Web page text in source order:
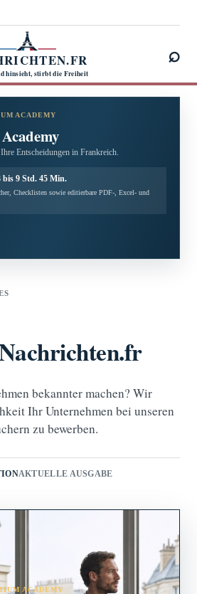
hinsieht, stirbt die Freiheit
⌕
ACADEMY
Entscheidungen in Frankreich.
bis 9 Std. 45 Min.
Checklisten sowie editierbare PDF-, Excel- und
bekannter machen? Wir
Ihr Unternehmen bei unseren
zu bewerben.
AKTUELLE AUSGABE
ACADEMY